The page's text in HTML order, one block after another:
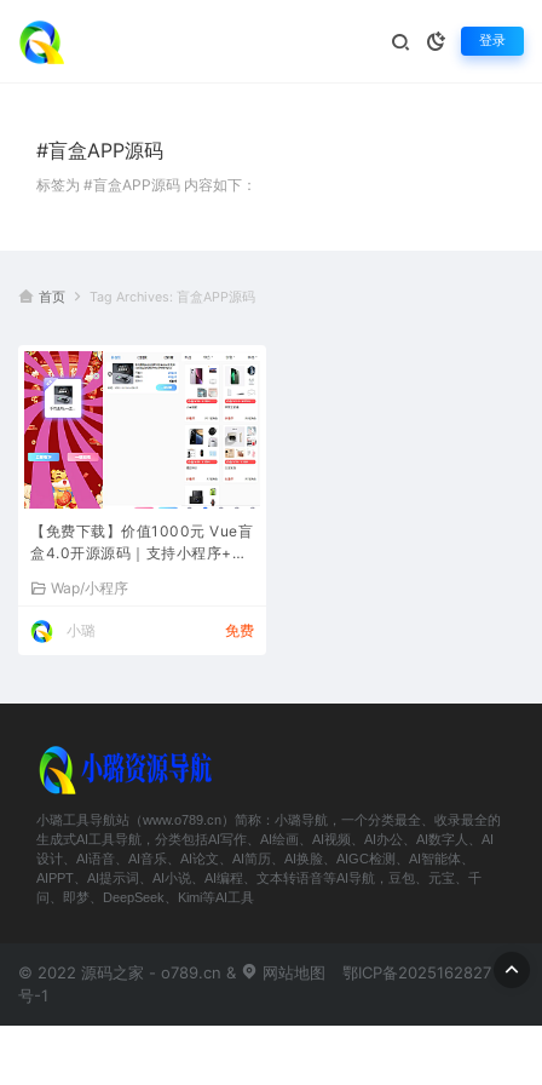
登录
#盲盒APP源码
标签为 #盲盒APP源码 内容如下：
首页 Tag Archives: 盲盒APP源码
【免费下载】价值1000元 Vue盲
盒4.0开源源码｜支持小程序+AP
Wap/小程序
小璐 免费
小璐工具导航站（www.o789.cn）简称：小璐导航，一个分类最全、收录最全的
生成式AI工具导航，分类包括AI写作、AI绘画、AI视频、AI办公、AI数字人、AI
设计、AI语音、AI音乐、AI论文、AI简历、AI换脸、AIGC检测、AI智能体、
AIPPT、AI提示词、AI小说、AI编程、文本转语音等AI导航，豆包、元宝、千
问、即梦、DeepSeek、Kimi等AI工具
© 2022 源码之家 - o789.cn & 网站地图
鄂ICP备2025162827
号-1